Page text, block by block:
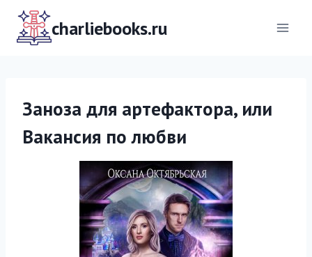
Перейти
содержимомуcharliebooks.ru
Заноза для артефактора, или
Вакансия по любви